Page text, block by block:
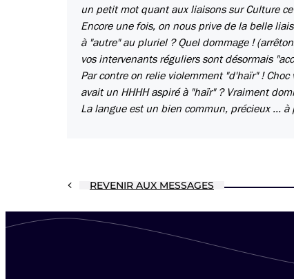
un petit mot quant aux liaisons sur Culture
Encore une fois, on nous prive de la belle
à "autre" au pluriel ? Quel dommage !
vos intervenants réguliers sont désormais
Par contre on relie violemment "d'haïr" !
avait un HHHH aspiré à "haïr" ? Vraiment
La langue est un bien commun, précieux ...
REVENIR AUX MESSAGES